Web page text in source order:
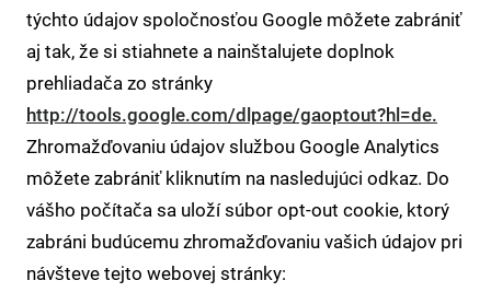
týchto údajov spoločnosťou Google môžete zabrániť
aj tak, že si stiahnete a nainštalujete doplnok
prehliadača zo stránky
http://tools.google.com/dlpage/gaoptout?hl=de.
Zhromažďovaniu údajov službou Google Analytics
môžete zabrániť kliknutím na nasledujúci odkaz. Do
vášho počítača sa uloží súbor opt-out cookie, ktorý
zabráni budúcemu zhromažďovaniu vašich údajov pri
návšteve tejto webovej stránky: